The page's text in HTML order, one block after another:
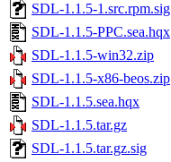
SDL-1.1.5-1.src.rpm.sig
SDL-1.1.5-PPC.sea.hqx
SDL-1.1.5-win32.zip
SDL-1.1.5-x86-beos.zip
SDL-1.1.5.sea.hqx
SDL-1.1.5.tar.gz
SDL-1.1.5.tar.gz.sig